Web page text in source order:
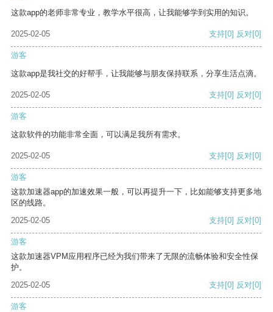
这款app的老师非常专业，教学水平很高，让我能够学到实用的知识。
2025-02-05 支持[0] 反对[0]
游客
这款app是我社交的好帮手，让我能够与朋友保持联系，分享生活点滴。
2025-02-05 支持[0] 反对[0]
游客
这款软件的功能非常全面，可以满足我所有需求。
2025-02-05 支持[0] 反对[0]
游客
这款加速器app的加速效果一般，可以再提升一下，比如能够支持更多地
区的线路。
2025-02-05
支持[0] 反对[0]
游客
这款加速器VPM应用程序已经为我们带来了无限的流畅体验和安全性保
护。
2025-02-05
支持[0] 反对[0]
游客